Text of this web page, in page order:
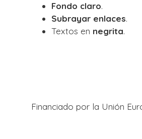
Fondo claro.
Subrayar enlaces.
Textos en negrita.
Financiado por la Unión